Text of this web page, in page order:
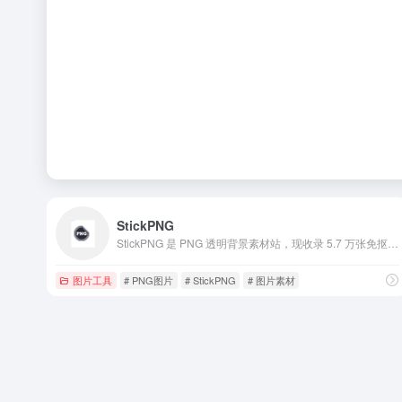
StickPNG
图片工具 # PNG图片 # StickPNG # 图片素材